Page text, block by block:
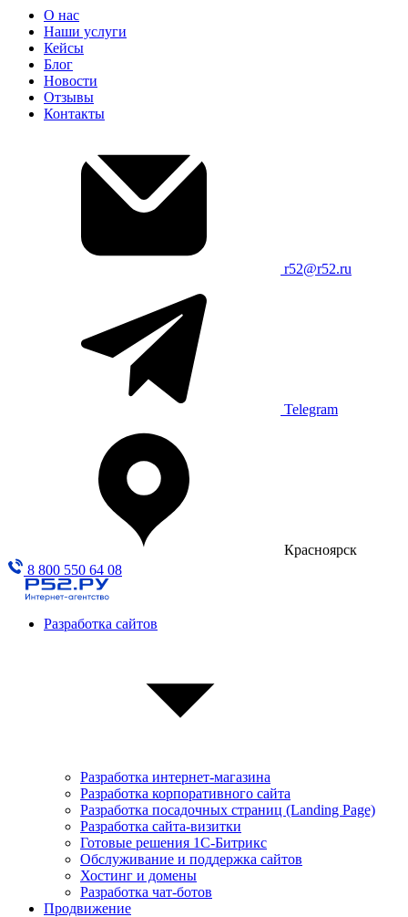
О нас
Наши услуги
Кейсы
Блог
Новости
Отзывы
Контакты
r52@r52.ru
Telegram
Красноярск
8 800 550 64 08
Разработка сайтов
Разработка интернет-магазина
Разработка корпоративного сайта
Разработка посадочных страниц (Landing Page)
Разработка сайта-визитки
Готовые решения 1С-Битрикс
Обслуживание и поддержка сайтов
Хостинг и домены
Разработка чат-ботов
Продвижение